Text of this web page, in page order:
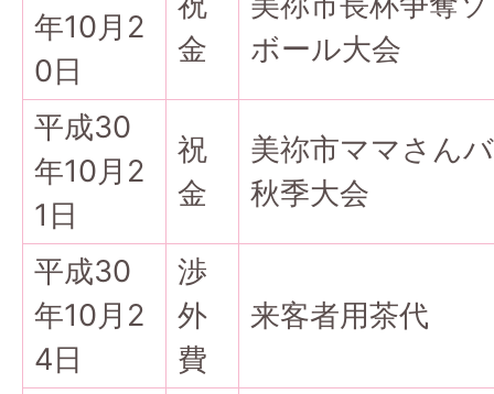
年10月2
0日
金
ボール大会
平成30
年10月2
1日
祝
金
美祢市ママさん
秋季大会
平成30
年10月2
4日
渉
外
費
来客者用茶代